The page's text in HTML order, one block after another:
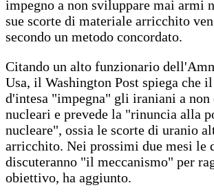
impegno a non sviluppare mai armi
sue scorte di materiale arricchito
secondo un metodo concordato.
Citando un alto funzionario
Usa, il Washington Post spiega che
d'intesa "impegna" gli iraniani a
nucleari e prevede la "rinuncia alla
nucleare", ossia le scorte di uranio
arricchito. Nei prossimi due mesi le
discuteranno "il meccanismo" per
obiettivo, ha aggiunto.